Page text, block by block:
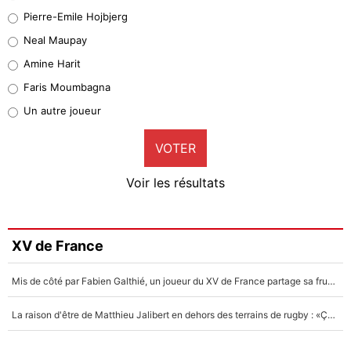
5%
1%
9%
Faris Moumbagna
4%
Un autre joueur
5%
Pierre-Emile Hojbjerg
Neal Maupay
Amine Harit
Faris Moumbagna
Un autre joueur
VOTER
Voir les résultats
XV de France
Mis de côté par Fabien Galthié, un joueur du XV de France partage sa frustration : «ils ne me l’ont pas dit tout de suite»
La raison d'être de Matthieu Jalibert en dehors des terrains de rugby : «Ça m'atteint autant que si tu touches à un membre de ma famille»